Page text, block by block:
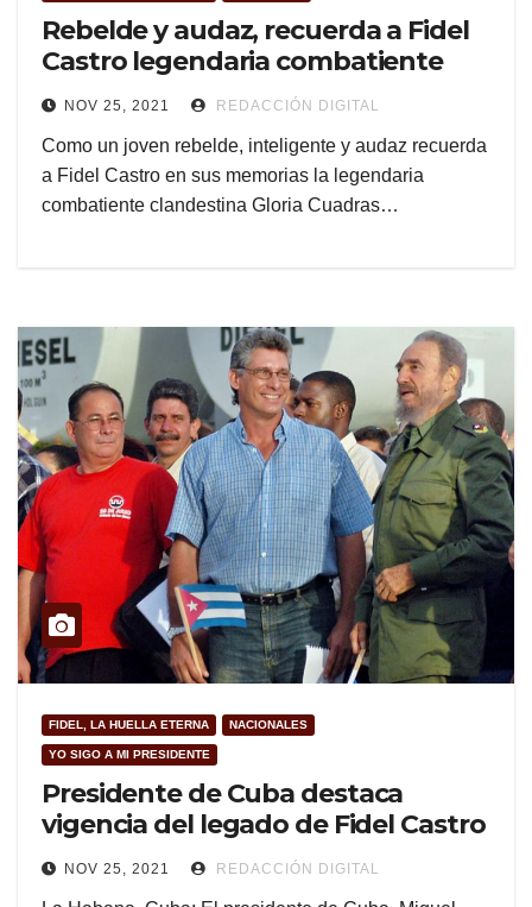
Rebelde y audaz, recuerda a Fidel
Castro legendaria combatiente
NOV 25, 2021 REDACCIÓN DIGITAL
Como un joven rebelde, inteligente y audaz recuerda
a Fidel Castro en sus memorias la legendaria
combatiente clandestina Gloria Cuadras…
FIDEL, LA HUELLA ETERNA NACIONALES
YO SIGO A MI PRESIDENTE
Presidente de Cuba destaca
vigencia del legado de Fidel Castro
NOV 25, 2021 REDACCIÓN DIGITAL